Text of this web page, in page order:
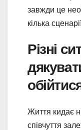
завжди це
кілька
Різні
Життя кидає
співчуття